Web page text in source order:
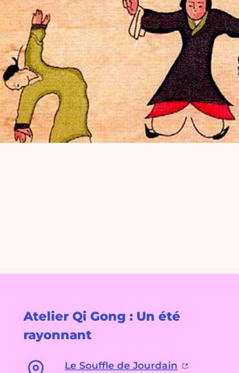
Atelier Qi Gong : Un été
rayonnant
Le Souffle de Jourdain